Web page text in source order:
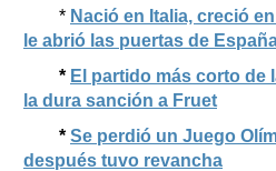
* Nació en Italia, creció
le abrió las puertas de
* El partido más corto de
la dura sanción a Fruet
* Se perdió un Juego
después tuvo revancha